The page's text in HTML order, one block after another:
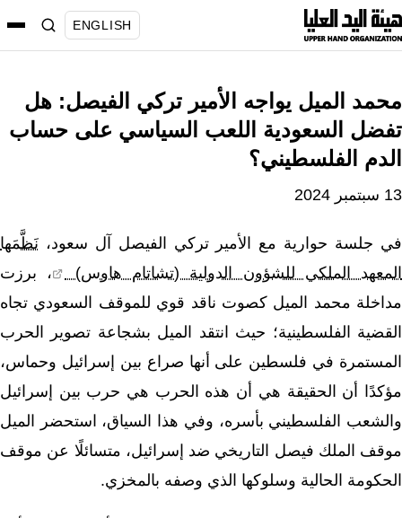
انتقل
إلى
ENGLISH
محمد الميل يواجه الأمير تركي الفيصل: هل
تفضل السعودية اللعب السياسي على حساب
الدم الفلسطيني؟
13 سبتمبر 2024
في جلسة حوارية مع الأمير تركي الفيصل آل سعود، نَظَّمَها
المعهد الملكي للشؤون الدولية (تشاتام هاوس)
، برزت
مداخلة محمد الميل كصوت ناقد قوي للموقف السعودي تجاه
القضية الفلسطينية؛ حيث انتقد الميل بشجاعة تصوير الحرب
المستمرة في فلسطين على أنها صراع بين إسرائيل وحماس،
مؤكدًا أن الحقيقة هي أن هذه الحرب هي حرب بين إسرائيل
والشعب الفلسطيني بأسره، وفي هذا السياق، استحضر الميل
موقف الملك فيصل التاريخي ضد إسرائيل، متسائلًا عن موقف
الحكومة الحالية وسلوكها الذي وصفه بالمخزي.